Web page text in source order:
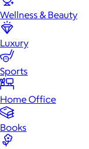
Wellness & Beauty
Luxury
Sports
Home Office
Books